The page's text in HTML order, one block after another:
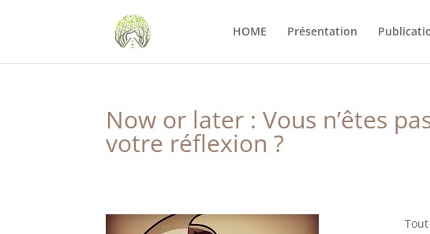
HOME Présentation
Now or later : Vous n’êtes
votre réflexion ?